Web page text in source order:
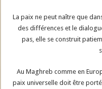
La paix ne peut naître que
des différences et le
pas, elle se construit
Au Maghreb comme en
paix universelle doit être